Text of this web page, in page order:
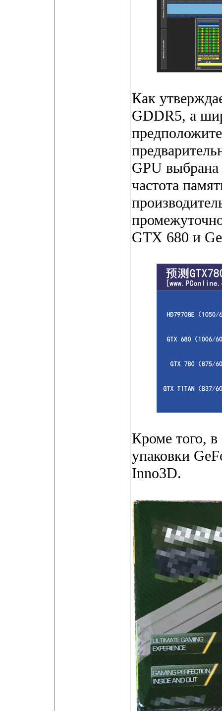
Как
GDDR5, а
GPU
частота
GTX 680 и
Кроме того, в
упаковки
Inno3D.